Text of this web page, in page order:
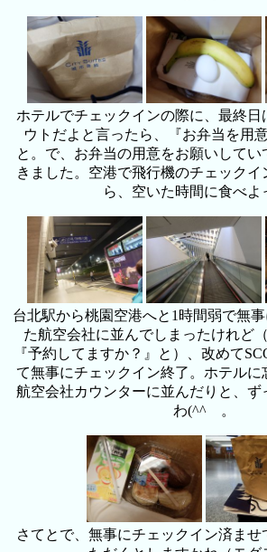
ホテルでチェックインの際に、最終日
ウトだよと言ったら、『お弁当を用
と。で、お弁当の用意をお願いして
きました。空港で飛行機のチェックイ
ら、空いた時間に食べよ
台北駅から桃園空港へと1時間弱で無
た航空会社に並んでしまったけれど
『予約してますか？』と）、改めて
て無事にチェックイン終了。ホテルに
航空会社カウンターに並んだりと、ず
わ(^^ゞ。
さてとで、無事にチェックイン済ま